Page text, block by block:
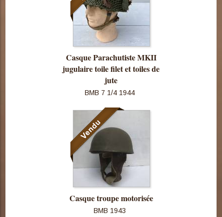
cette pièce
Casque Parachutiste MKII
jugulaire toile filet et toiles de
jute
BMB 7 1/4 1944
Casque troupe motorisée
BMB 1943